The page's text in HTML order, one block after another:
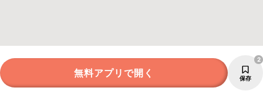
無料アプリで開く 保存
2